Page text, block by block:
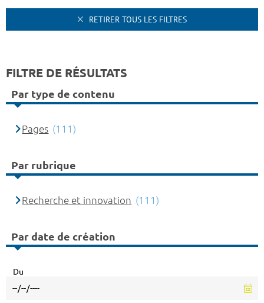
RETIRER TOUS LES FILTRES
FILTRE DE RÉSULTATS
Par type de contenu
Pages (111)
Par rubrique
Recherche et innovation (111)
Par date de création
Du